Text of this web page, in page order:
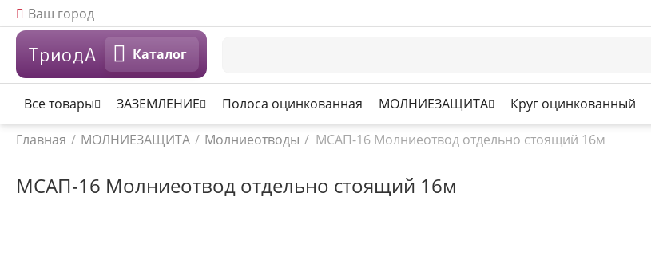
Ваш город
ТриодА Каталог
Все товары ЗАЗЕМЛЕНИЕ Полоса оцинкованная МОЛНИЕЗАЩИТА Круг оцинкованный
Главная / МОЛНИЕЗАЩИТА / Молниеотводы / МСАП-16 Молниеотвод отдельно стоящий 16м
МСАП-16 Молниеотвод отдельно стоящий 16м